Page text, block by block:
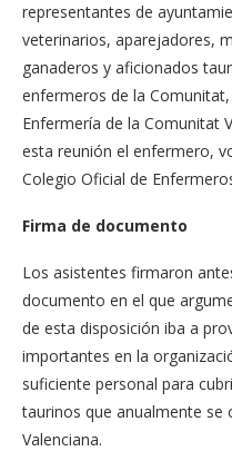
representantes de
veterinarios, aparejadores,
ganaderos y aficionados
enfermeros de la
Enfermería de la Comunitat
esta reunión el enfermero,
Colegio Oficial de
Firma de documento
Los asistentes firmaron
documento en el que
de esta disposición iba a
importantes en la
suficiente personal para
taurinos que anualmente se
Valenciana.